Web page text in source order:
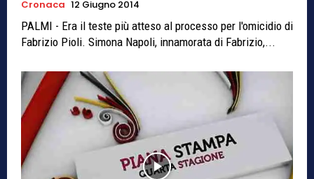
Cronaca 12 Giugno 2014
PALMI - Era il teste più atteso al processo per l'omicidio di
Fabrizio Pioli. Simona Napoli, innamorata di Fabrizio,...